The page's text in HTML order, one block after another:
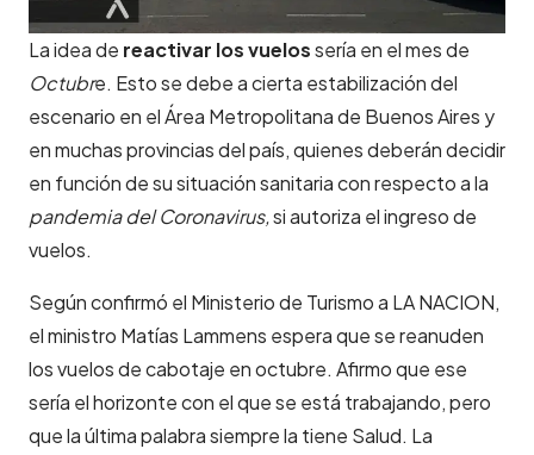
La idea de reactivar los vuelossería en el mes de
Octubre. Esto se debe a cierta estabilización del
escenario en el Área Metropolitana de Buenos Aires y
en muchas provincias del país, quienes deberán decidir
en función de su situación sanitaria con respecto a la
pandemia del Coronavirus,si autoriza el ingreso de
vuelos.
Según confirmó el Ministerio de Turismo a LA NACION,
el ministro Matías Lammens espera que se reanuden
los vuelos de cabotaje en octubre. Afirmo que ese
sería el horizonte con el que se está trabajando, pero
que la última palabra siempre la tiene Salud. La